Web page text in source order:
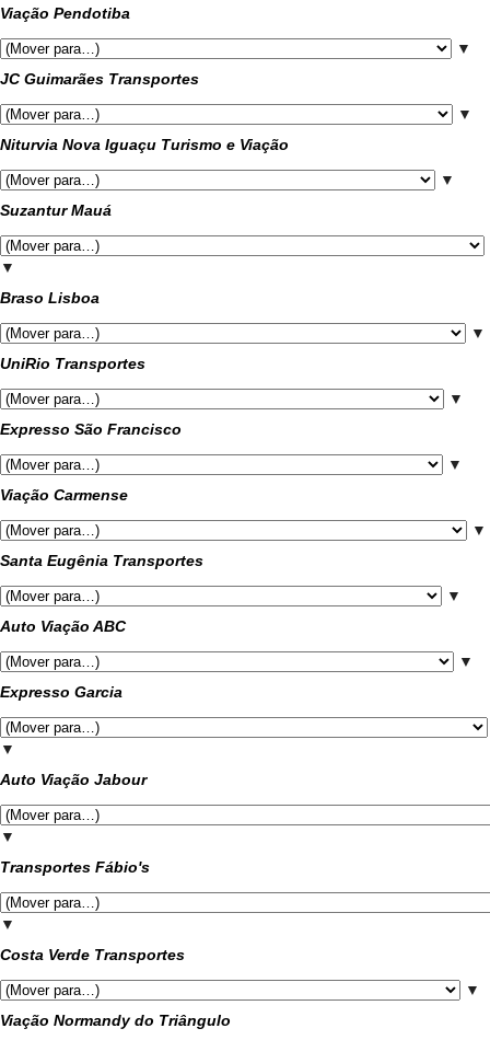
Viação Pendotiba
▼
JC Guimarães Transportes
▼
Niturvia Nova Iguaçu Turismo e Viação
▼
Suzantur Mauá
▼
Braso Lisboa
▼
UniRio Transportes
▼
Expresso São Francisco
▼
Viação Carmense
▼
Santa Eugênia Transportes
▼
Auto Viação ABC
▼
Expresso Garcia
▼
Auto Viação Jabour
▼
Transportes Fábio's
▼
Costa Verde Transportes
▼
Viação Normandy do Triângulo